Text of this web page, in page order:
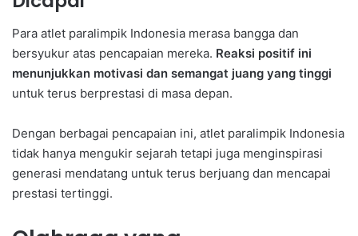
Para atlet paralimpik Indonesia merasa bangga dan
bersyukur atas pencapaian mereka. Reaksi positif ini
menunjukkan motivasi dan semangat juang yang tinggi
untuk terus berprestasi di masa depan.
Dengan berbagai pencapaian ini, atlet paralimpik Indonesia
tidak hanya mengukir sejarah tetapi juga menginspirasi
generasi mendatang untuk terus berjuang dan mencapai
prestasi tertinggi.